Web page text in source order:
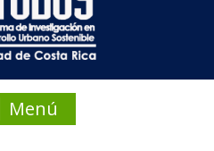
Menú